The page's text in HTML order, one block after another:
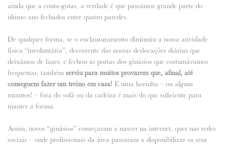
ainda que a conta-gotas, a verdade é que passámos grande parte do
último ano fechados entre quatro paredes.
De qualquer forma, se o enclausuramento diminuiu a nossa atividade
física “involuntária”, decorrente das nossas deslocações diárias que
deixámos de fazer, e fechou as portas dos ginásios que costumávamos
frequentar, também serviu para muitos provarem que, afinal, até
conseguem fazer um treino em casa! E uma horinha – ou alguns
minutos! – fora do sofá ou da cadeira é mais do que suficiente para
manter a forma.
Assim, novos “ginásios” começaram a nascer na internet, quer nas redes
sociais – onde profissionais da área passaram a disponibilizar os seus